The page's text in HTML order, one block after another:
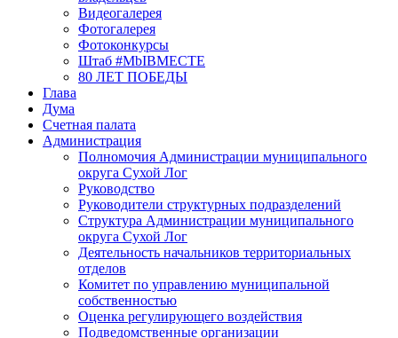
Видеогалерея
Фотогалерея
Фотоконкурсы
Штаб #MbIBMECTE
80 ЛЕТ ПОБЕДЫ
Глава
Дума
Счетная палата
Администрация
Полномочия Администрации муниципального
округа Сухой Лог
Руководство
Руководители структурных подразделений
Структура Администрации муниципального
округа Сухой Лог
Деятельность начальников территориальных
отделов
Комитет по управлению муниципальной
собственностью
Оценка регулирующего воздействия
Подведомственные организации